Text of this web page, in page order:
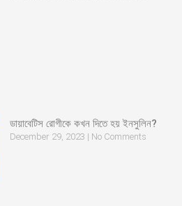
ডায়াবেটিস রোগীকে কখন দিতে হয় ইনসুলিন?
December 29, 2023 No Comments